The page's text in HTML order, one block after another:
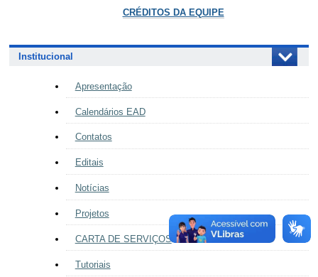
CRÉDITOS DA EQUIPE
Institucional
Apresentação
Calendários EAD
Contatos
Editais
Notícias
Projetos
CARTA DE SERVIÇOS
Tutoriais